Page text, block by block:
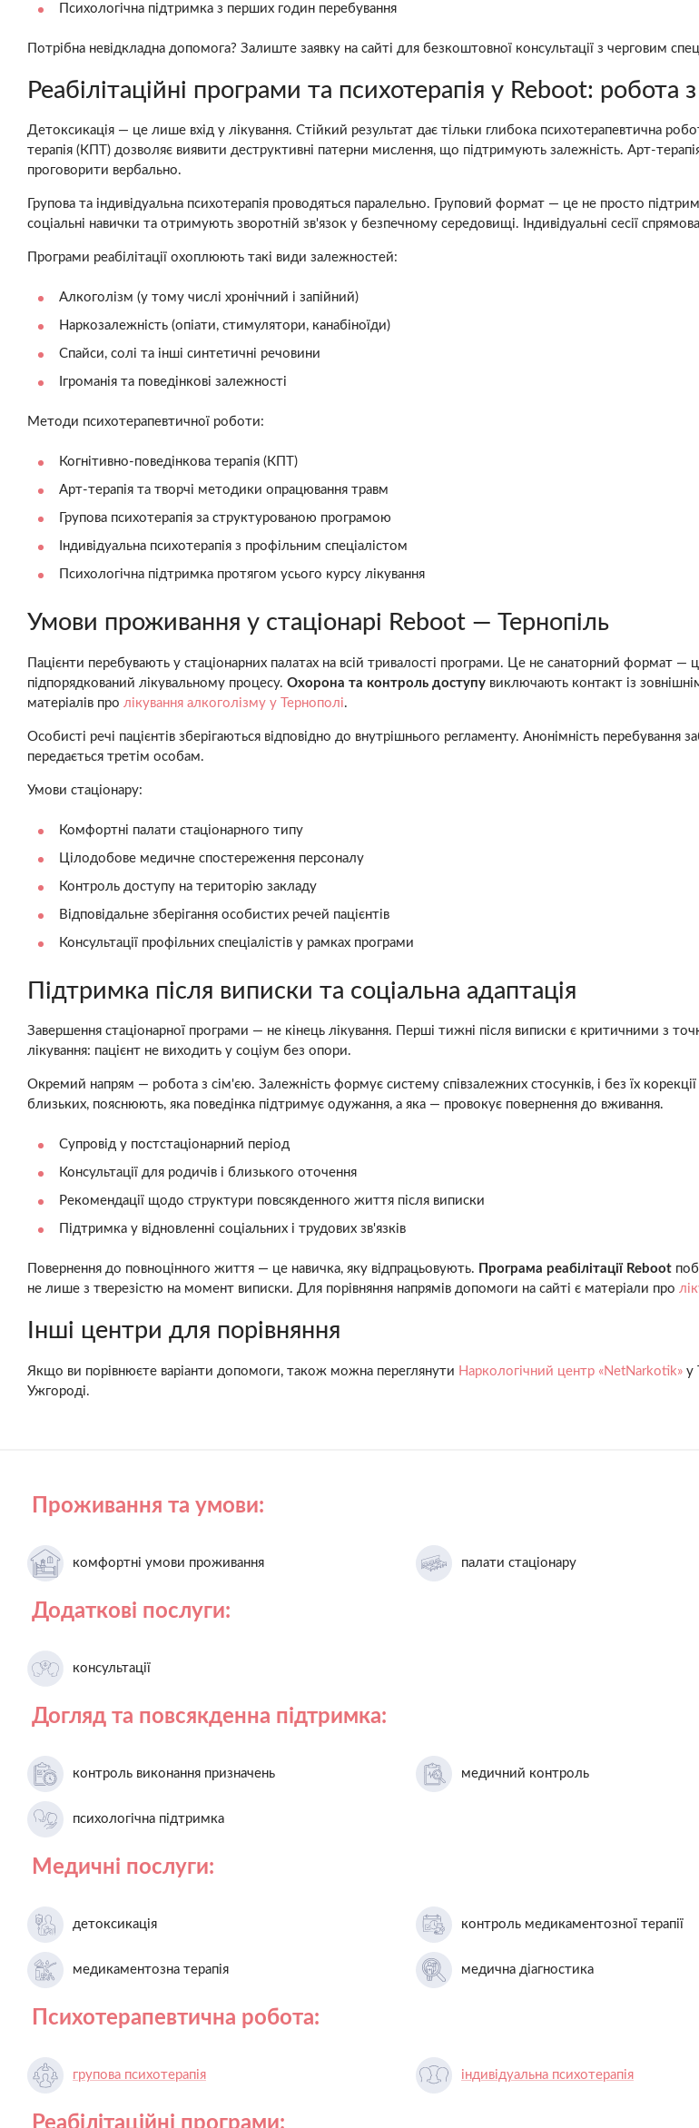
Психологічна підтримка з перших годин перебування
Потрібна невідкладна допомога? Залиште заявку на сайті для безкоштовної консультації з черговим
Реабілітаційні програми та психотерапія у Reboot:
Детоксикація — це лише вхід у лікування. Стійкий результат дає тільки глибока психотерапевтична
терапія (КПТ) дозволяє виявити деструктивні патерни мислення, що підтримують залежність. Арт-
проговорити вербально.
Групова та індивідуальна психотерапія проводяться паралельно. Груповий формат — це не просто
соціальні навички та отримують зворотній зв'язок у безпечному середовищі. Індивідуальні сесії
Програми реабілітації охоплюють такі види залежностей:
Алкоголізм (у тому числі хронічний і запійний)
Наркозалежність (опіати, стимулятори, канабіноїди)
Спайси, солі та інші синтетичні речовини
Ігроманія та поведінкові залежності
Методи психотерапевтичної роботи:
Когнітивно-поведінкова терапія (КПТ)
Арт-терапія та творчі методики опрацювання травм
Групова психотерапія за структурованою програмою
Індивідуальна психотерапія з профільним спеціалістом
Психологічна підтримка протягом усього курсу лікування
Умови проживання у стаціонарі Reboot — Тернопіль
Пацієнти перебувають у стаціонарних палатах на всій тривалості програми. Це не санаторний формат
підпорядкований лікувальному процесу. Охорона та контроль доступу виключають контакт із
матеріалів про лікування алкоголізму у Тернополі.
Особисті речі пацієнтів зберігаються відповідно до внутрішнього регламенту. Анонімність
передається третім особам.
Умови стаціонару:
Комфортні палати стаціонарного типу
Цілодобове медичне спостереження персоналу
Контроль доступу на територію закладу
Відповідальне зберігання особистих речей пацієнтів
Консультації профільних спеціалістів у рамках програми
Підтримка після виписки та соціальна адаптація
Завершення стаціонарної програми — не кінець лікування. Перші тижні після виписки є критичними з
лікування: пацієнт не виходить у соціум без опори.
Окремий напрям — робота з сім'єю. Залежність формує систему співзалежних стосунків, і без їх
близьких, пояснюють, яка поведінка підтримує одужання, а яка — провокує повернення до вживання.
Супровід у постстаціонарний період
Консультації для родичів і близького оточення
Рекомендації щодо структури повсякденного життя після виписки
Підтримка у відновленні соціальних і трудових зв'язків
Повернення до повноцінного життя — це навичка, яку відпрацьовують. Програма реабілітації Reboot
не лише з тверезістю на момент виписки. Для порівняння напрямів допомоги на сайті є матеріали про
Інші центри для порівняння
Якщо ви порівнюєте варіанти допомоги, також можна переглянути Наркологічний центр «NetNarkotik» у
Ужгороді.
Проживання та умови:
комфортні умови проживання палати стаціонару
Додаткові послуги:
консультації
Догляд та повсякденна підтримка:
контроль виконання призначень медичний контроль
психологічна підтримка
Медичні послуги:
детоксикація контроль медикаментозної терапії
медикаментозна терапія медична діагностика
Психотерапевтична робота:
групова психотерапія індивідуальна психотерапія
Реабілітаційні програми: